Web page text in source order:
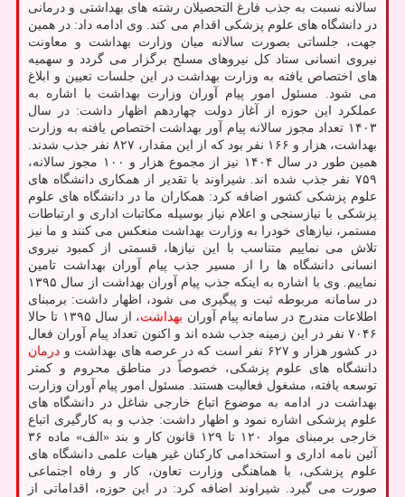
سالانه نسبت به جذب فارغ التحصیلان رشته های بهداشتی و درمانی
در دانشگاه های علوم پزشکی اقدام می کند. وی ادامه داد: در همین
جهت، جلساتی بصورت سالانه میان وزارت بهداشت و معاونت
نیروی انسانی ستاد کل نیروهای مسلح برگزار می گردد و سهمیه
های اختصاص یافته به وزارت بهداشت در این جلسات تعیین و ابلاغ
می شود. مسئول امور پیام آوران وزارت بهداشت با اشاره به
عملکرد این حوزه از آغاز دولت چهاردهم اظهار داشت: در سال
۱۴۰۳ تعداد مجوز سالانه پیام آور بهداشت اختصاص یافته به وزارت
بهداشت، هزار و ۱۶۶ نفر بود که از این مقدار، ۸۲۷ نفر جذب شدند.
همین طور در سال ۱۴۰۴ نیز از مجموع هزار و ۱۰۰ مجوز سالانه،
۷۵۹ نفر جذب شده اند. شیراوند با تقدیر از همکاری دانشگاه های
علوم پزشکی کشور اضافه کرد: همکاران ما در دانشگاه های علوم
پزشکی با نیازسنجی و اعلام نیاز بوسیله مکاتبات اداری و ارتباطات
مستمر، نیازهای خودرا به وزارت بهداشت منعکس می کنند و ما نیز
تلاش می نماییم متناسب با این نیازها، قسمتی از کمبود نیروی
انسانی دانشگاه ها را از مسیر جذب پیام آوران بهداشت تامین
نماییم. وی با اشاره به اینکه جذب پیام آوران بهداشت از سال ۱۳۹۵
در سامانه مربوطه ثبت و پیگیری می شود، اظهار داشت: برمبنای
اطلاعات مندرج در سامانه پیام آوران بهداشت
، از سال ۱۳۹۵ تا حالا
۷۰۴۶ نفر در این زمینه جذب شده اند و اکنون تعداد پیام آوران فعال
در کشور هزار و ۶۲۷ نفر است که در عرصه های بهداشت و
درمان
دانشگاه های علوم پزشکی، خصوصاً در مناطق محروم و کمتر
توسعه یافته، مشغول فعالیت هستند. مسئول امور پیام آوران وزارت
بهداشت در ادامه به موضوع اتباع خارجی شاغل در دانشگاه های
علوم پزشکی اشاره نمود و اظهار داشت: جذب و به کارگیری اتباع
خارجی برمبنای مواد ۱۲۰ تا ۱۲۹ قانون کار و بند «الف» ماده ۳۶
آئین نامه اداری و استخدامی کارکنان غیر هیات علمی دانشگاه های
علوم پزشکی، با هماهنگی وزارت تعاون، کار و رفاه اجتماعی
صورت می گیرد. شیراوند اضافه کرد: در این حوزه، اقداماتی از